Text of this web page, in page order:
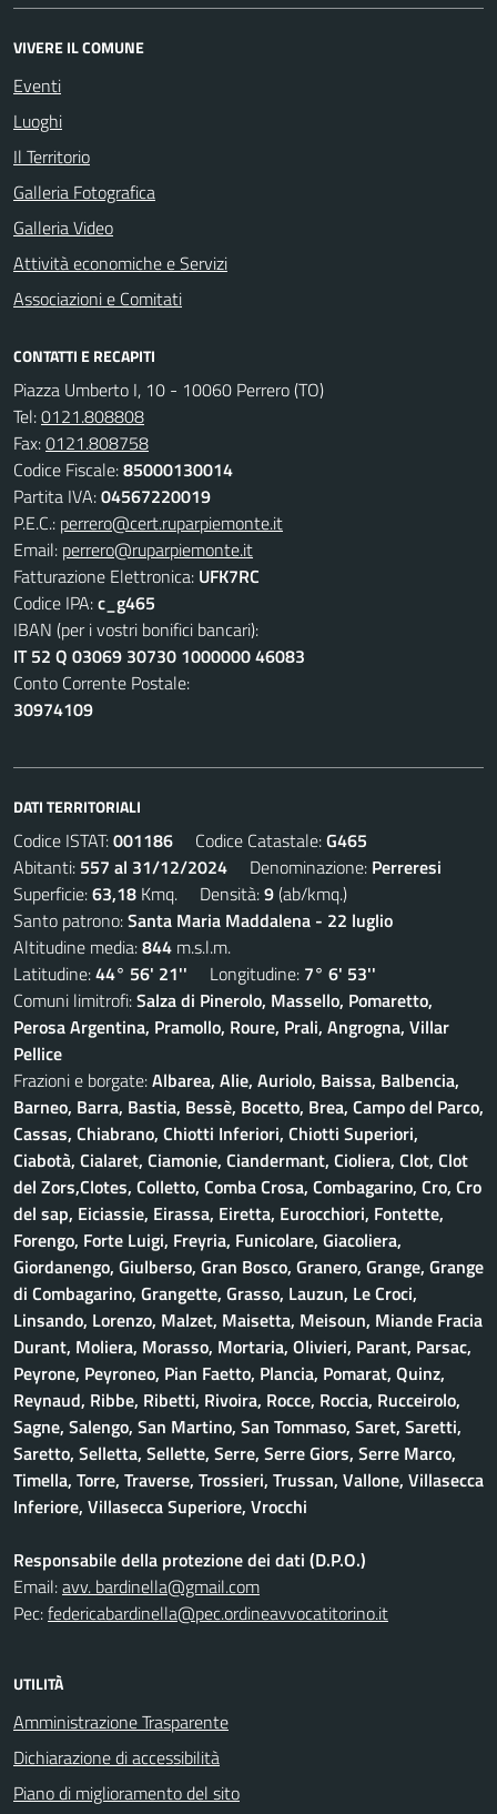
VIVERE IL COMUNE
Eventi
Luoghi
Il Territorio
Galleria Fotografica
Galleria Video
Attività economiche e Servizi
Associazioni e Comitati
CONTATTI E RECAPITI
Piazza Umberto I, 10 - 10060 Perrero (TO)
Tel:0121.808808
Fax:0121.808758
Codice Fiscale:85000130014
Partita IVA:04567220019
P.E.C.: perrero@cert.ruparpiemonte.it
Email: perrero@ruparpiemonte.it
Fatturazione Elettronica: UFK7RC
Codice IPA:c_g465
IBAN (per i vostri bonifici bancari):
IT 52 Q 03069 30730 1000000 46083
Conto Corrente Postale:
30974109
DATI TERRITORIALI
Codice ISTAT:001186 Codice Catastale:G465
Abitanti: 557 al 31/12/2024 Denominazione: Perreresi
Superficie:63,18 Kmq. Densità:9(ab/kmq.)
Santo patrono:Santa Maria Maddalena - 22 luglio
Altitudine media:844 m.s.l.m.
Latitudine:44° 56' 21'' Longitudine: 7° 6' 53''
Comuni limitrofi:Salza di Pinerolo, Massello, Pomaretto,
Perosa Argentina, Pramollo, Roure, Prali, Angrogna, Villar
Pellice
Frazioni e borgate:Albarea, Alie, Auriolo, Baissa, Balbencia,
Barneo, Barra, Bastia, Bessè, Bocetto, Brea, Campo del Parco,
Cassas, Chiabrano, Chiotti Inferiori, Chiotti Superiori,
Ciabotà, Cialaret, Ciamonie, Ciandermant, Cioliera, Clot, Clot
del Zors,Clotes, Colletto, Comba Crosa, Combagarino, Cro, Cro
del sap, Eiciassie, Eirassa, Eiretta, Eurocchiori, Fontette,
Forengo, Forte Luigi, Freyria, Funicolare, Giacoliera,
Giordanengo, Giulberso, Gran Bosco, Granero, Grange, Grange
di Combagarino, Grangette, Grasso, Lauzun, Le Croci,
Linsando, Lorenzo, Malzet, Maisetta, Meisoun, Miande Fracia
Durant, Moliera, Morasso, Mortaria, Olivieri, Parant, Parsac,
Peyrone, Peyroneo, Pian Faetto, Plancia, Pomarat, Quinz,
Reynaud, Ribbe, Ribetti, Rivoira, Rocce, Roccia, Rucceirolo,
Sagne, Salengo, San Martino, San Tommaso, Saret, Saretti,
Saretto, Selletta, Sellette, Serre, Serre Giors, Serre Marco,
Timella, Torre, Traverse, Trossieri, Trussan, Vallone, Villasecca
Inferiore, Villasecca Superiore, Vrocchi
Responsabile della protezione dei dati (D.P.O.)
Email:avv. bardinella@gmail.com
Pec:federicabardinella@pec.ordineavvocatitorino.it
UTILITÀ
Amministrazione Trasparente
Dichiarazione di accessibilità
Piano di miglioramento del sito